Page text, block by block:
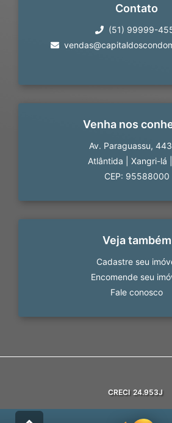
Contato
(51) 99999-
Venha nos
Av. Paraguassu,
Atlântida
Xangri-lá
CEP: 95588000
Veja também
Cadastre seu
Encomende seu
Fale conosco
CRECI 24.953J